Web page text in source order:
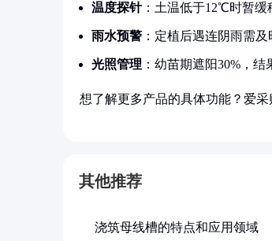
温度探针：土温低于12℃时暂缓
雨水预警 ：定植后遇连阴雨需
光照管理 ：幼苗期遮阳30%，
想了解更多产品的具体功能？爱
其他推荐
浇筑母线槽的特点和应用领域